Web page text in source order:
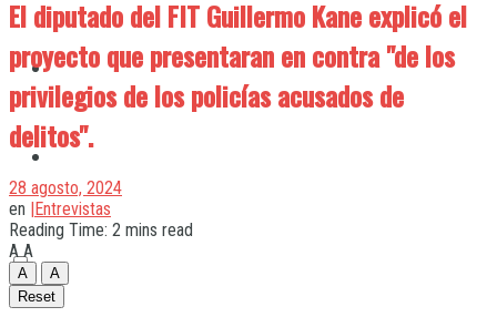
Quilmes
El diputado del FIT Guillermo Kane explicó el
proyecto que presentaran en contra "de los
privilegios de los policías acusados de
delitos".
28 agosto, 2024
en |Entrevistas
Reading Time: 2 mins read
A A
A
A
Reset